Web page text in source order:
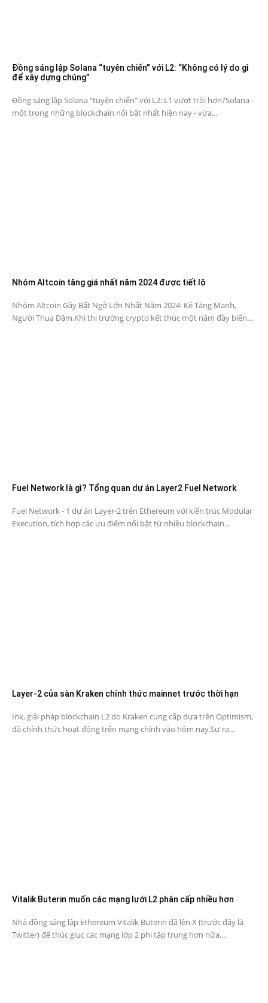
Đồng sáng lập Solana “tuyên chiến” với L2: “Không có lý do gì
để xây dựng chúng”
Đồng sáng lập Solana “tuyên chiến” với L2: L1 vượt trội hơn?Solana -
một trong những blockchain nổi bật nhất hiện nay - vừa...
Nhóm Altcoin tăng giá nhất năm 2024 được tiết lộ
Nhóm Altcoin Gây Bất Ngờ Lớn Nhất Năm 2024: Kẻ Tăng Mạnh,
Người Thua Đậm.Khi thị trường crypto kết thúc một năm đầy biến...
Fuel Network là gì? Tổng quan dự án Layer2 Fuel Network
Fuel Network - 1 dự án Layer-2 trên Ethereum với kiến trúc Modular
Execution, tích hợp các ưu điểm nổi bật từ nhiều blockchain...
Layer-2 của sàn Kraken chính thức mainnet trước thời hạn
Ink, giải pháp blockchain L2 do Kraken cung cấp dựa trên Optimism,
đã chính thức hoạt động trên mạng chính vào hôm nay.Sự ra...
Vitalik Buterin muốn các mạng lưới L2 phân cấp nhiều hơn
Nhà đồng sáng lập Ethereum Vitalik Buterin đã lên X (trước đây là
Twitter) để thúc giục các mạng lớp 2 phi tập trung hơn nữa....